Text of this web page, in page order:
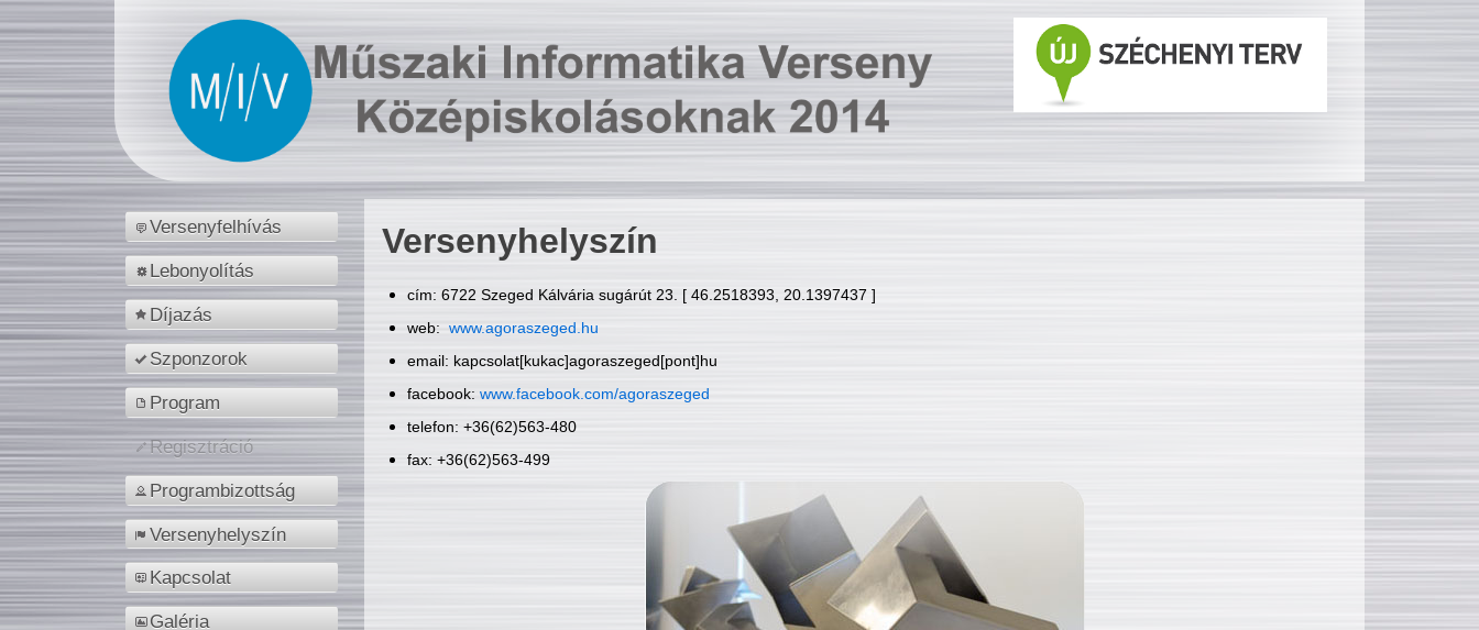
Versenyfelhívás
Lebonyolítás
Díjazás
Szponzorok
Program
Regisztráció
Programbizottság
Versenyhelyszín
Kapcsolat
Galéria
Versenyhelyszín
cím: 6722 Szeged Kálvária sugárút 23. [ 46.2518393, 20.1397437 ]
web: www.agoraszeged.hu
email: kapcsolat[kukac]agoraszeged[pont]hu
facebook: www.facebook.com/agoraszeged
telefon: +36(62)563-480
fax: +36(62)563-499